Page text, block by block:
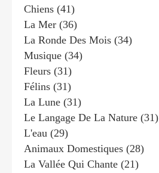
Chiens (41)
La Mer (36)
La Ronde Des Mois (34)
Musique (34)
Fleurs (31)
Félins (31)
La Lune (31)
Le Langage De La Nature (31)
L'eau (29)
Animaux Domestiques (28)
La Vallée Qui Chante (21)